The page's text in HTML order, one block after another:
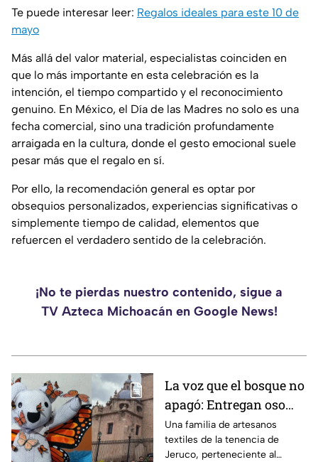
Te puede interesar leer: Regalos ideales para este 10 de
mayo
Más allá del valor material, especialistas coinciden en
que lo más importante en esta celebración es la
intención, el tiempo compartido y el reconocimiento
genuino. En México, el Día de las Madres no solo es una
fecha comercial, sino una tradición profundamente
arraigada en la cultura, donde el gesto emocional suele
pesar más que el regalo en sí.
Por ello, la recomendación general es optar por
obsequios personalizados, experiencias significativas o
simplemente tiempo de calidad, elementos que
refuercen el verdadero sentido de la celebración.
¡No te pierdas nuestro contenido, sigue a
TV Azteca Michoacán en Google News!
La voz que el bosque no
apagó: Entregan oso
memorial al hijo de
Homero Gómez.
Una familia de artesanos
textiles de la tenencia de
Jeruco, perteneciente al